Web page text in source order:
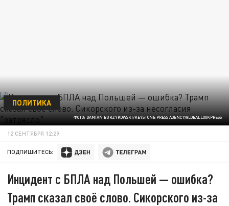
ФОТО: DAMIAN BURZYKOWSKI/KEYSTONE PRESS AGENCY/GLOBALLOOKPRESS
ПОЛИТИКА
12 СЕНТЯБРЯ 12:29
ПОДПИШИТЕСЬ:
Инцидент с БПЛА над Польшей — ошибка?
Трамп сказал своё слово. Сикорского из-за